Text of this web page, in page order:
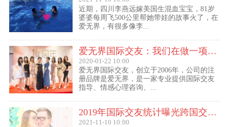
近期，四川李燕远嫁美国生混血宝宝，81岁
婆婆每周飞500公里帮她带娃的故事火了，在
爱无界，有很多像李...
爱无界国际交友：我们在做一项关于女人幸福的事业
2020-01-22 10:00
爱无界国际交友，创立于2006年，公司的注
册品牌是爱无界，是一家专业提供国际交友
指导、情感心理咨询、...
2019年国际交友统计曝光跨国交友惊人内幕：女性嫁给老外比男士娶外国老婆数量更多
2021-11-10 10:00